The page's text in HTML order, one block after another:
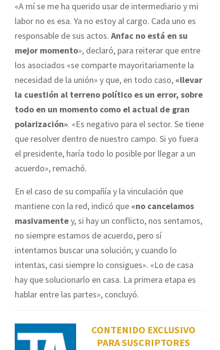
«A mí se me ha querido usar de intermediario y mi
labor no es esa. Ya no estoy al cargo. Cada uno es
responsable de sus actos. Anfac no está en su
mejor momento», declaró, para reiterar que entre
los asociados «se comparte mayoritariamente la
necesidad de la unión» y que, en todo caso, «llevar
la cuestión al terreno político es un error, sobre
todo en un momento como el actual de gran
polarización». «Es negativo para el sector. Se tiene
que resolver dentro de nuestro campo. Si yo fuera
el presidente, haría todo lo posible por llegar a un
acuerdo», remachó.
En el caso de su compañía y la vinculación que
mantiene con la red, indicó que «no cancelamos
masivamentey, si hay un conflicto, nos sentamos,
no siempre estamos de acuerdo, pero sí
intentamos buscar una solución; y cuando lo
intentas, casi siempre lo consigues». «Lo de casa
hay que solucionarlo en casa. La primera etapa es
hablar entre las partes», concluyó.
CONTENIDO EXCLUSIVO
PARA SUSCRIPTORES